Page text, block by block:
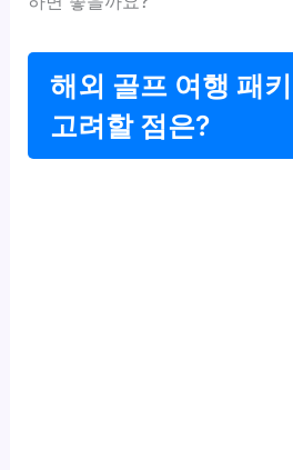
해외 골프 여행 패
고려할 점은?